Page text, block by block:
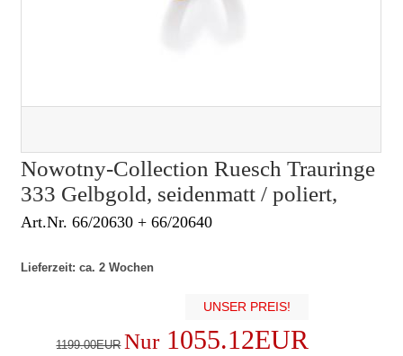
Nowotny-Collection Ruesch Trauringe
333 Gelbgold, seidenmatt / poliert,
Art.Nr. 66/20630 + 66/20640
Lieferzeit: ca. 2 Wochen
UNSER PREIS!
1199.00EUR Nur1055.12EUR